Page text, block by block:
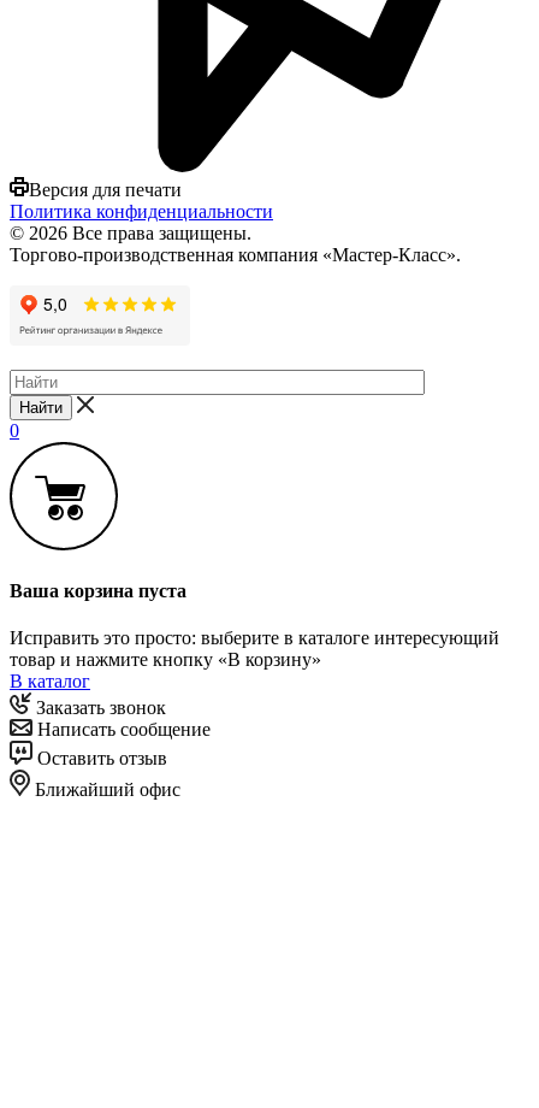
Версия для печати
Политика конфиденциальности
© 2026 Все права защищены.
Торгово-производственная компания «Мастер-Класс».
Найти
0
Ваша корзина пуста
Исправить это просто: выберите в каталоге интересующий
товар и нажмите кнопку «В корзину»
В каталог
Заказать звонок
Написать сообщение
Оставить отзыв
Ближайший офис